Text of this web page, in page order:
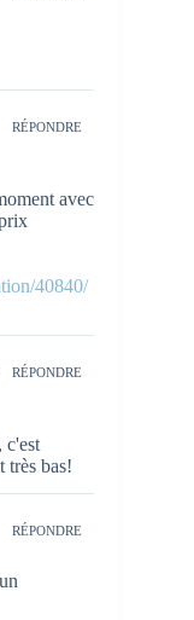
RÉPONDRE
avec
40840/
RÉPONDRE
c'est
très bas!
RÉPONDRE